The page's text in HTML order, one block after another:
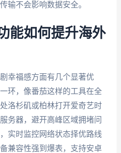
输不会影响数据安全。
能如何提升海外
幸福感方面有几个显著优
环，像番茄这样的工具在全
洛杉矶或柏林打开爱奇艺时
务器，避开高峰区域拥堵问
实时监控网络状态择优路线
兼容性强到爆表，支持安卓